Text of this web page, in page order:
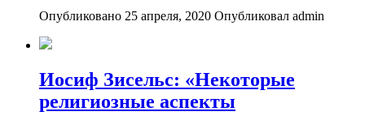
Опубликовано 25 апреля, 2020 Опубликовал admin
Иосиф Зисельс: «Некоторые
религиозные аспекты